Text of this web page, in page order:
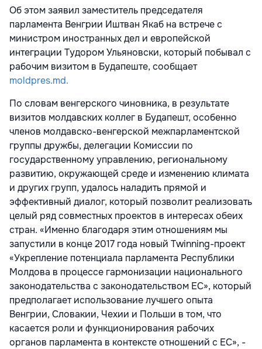
Об этом заявил заместитель председателя
парламента Венгрии Иштван Якаб на встрече с
министром иностранных дел и европейской
интеграции Тудором Ульяновски, который побывал с
рабочим визитом в Будапеште, сообщает
moldpres.md.
По словам венгерского чиновника, в результате
визитов молдавских коллег в Будапешт, особенно
членов молдавско-венгерской межпарламентской
группы дружбы, делегации Комиссии по
государственному управлению, региональному
развитию, окружающей среде и изменению климата
и других групп, удалось наладить прямой и
эффективный диалог, который позволит реализовать
целый ряд совместных проектов в интересах обеих
стран. «Именно благодаря этим отношениям мы
запустили в конце 2017 года новый Twinning-проект
«Укрепление потенциала парламента Республики
Молдова в процессе гармонизации национального
законодательства с законодательством ЕС», который
предполагает использование лучшего опыта
Венгрии, Словакии, Чехии и Польши в том, что
касается роли и функционирования рабочих
органов парламента в контексте отношений с ЕС», -